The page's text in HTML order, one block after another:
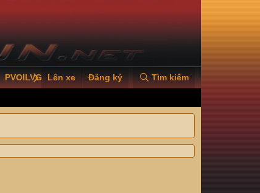
PVOILVGC2026
Lên xe Đăng ký Tìm kiếm